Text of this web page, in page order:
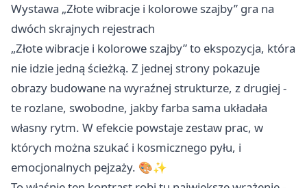
Wystawa „Złote wibracje i kolorowe szajby” gra na
dwóch skrajnych rejestrach
„Złote wibracje i kolorowe szajby” to ekspozycja, która
nie idzie jedną ścieżką. Z jednej strony pokazuje
obrazy budowane na wyraźnej strukturze, z drugiej -
te rozlane, swobodne, jakby farba sama układała
własny rytm. W efekcie powstaje zestaw prac, w
których można szukać i kosmicznego pyłu, i
emocjonalnych pejzaży. 🎨✨